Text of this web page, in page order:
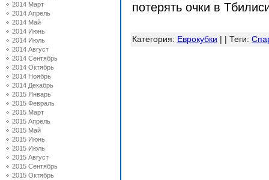
2014 Март
2014 Апрель
2014 Май
2014 Июнь
2014 Июль
2014 Август
2014 Сентябрь
2014 Октябрь
2014 Ноябрь
2014 Декабрь
2015 Январь
2015 Февраль
2015 Март
2015 Апрель
2015 Май
2015 Июнь
2015 Июль
2015 Август
2015 Сентябрь
2015 Октябрь
потерять очки в
Категория: Еврокубки | | Теги: